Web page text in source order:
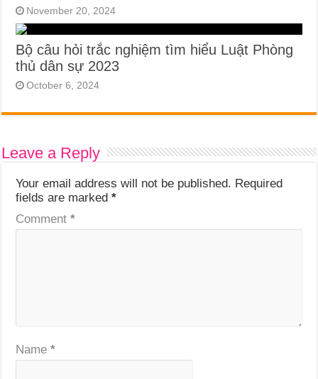
November 20, 2024
Bộ câu hỏi trắc nghiệm tìm hiểu Luật Phòng
thủ dân sự 2023
October 6, 2024
Leave a Reply
Your email address will not be published. Required
fields are marked*
Comment*
Name*